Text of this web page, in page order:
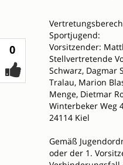
0Votes
Sportjugend:
Vorsitzender:
Stellvertretende
Schwarz, Dagmar
Tralau, Marion
Menge, Dietmar
Winterbeker Weg
24114 Kiel
Gemäß
oder der 1.